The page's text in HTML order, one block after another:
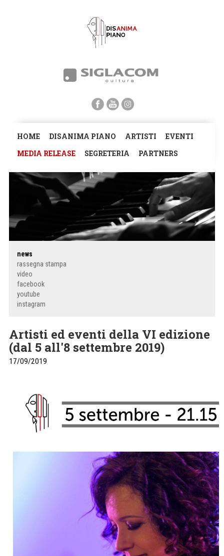
HOME DISANIMA PIANO ARTISTI
EVENTI
MEDIA RELEASE
SEGRETERIA PARTNERS
news
rassegna stampa
video
facebook
youtube
instagram
Artisti ed eventi della VI edizione
(dal 5 all'8 settembre 2019)
17/09/2019